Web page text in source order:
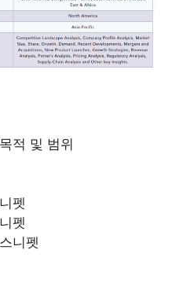
적 및 범위
펫
펫
니펫